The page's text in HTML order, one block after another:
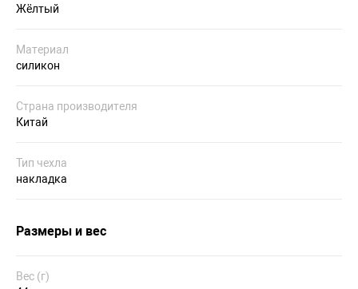
Жёлтый
Материал
силикон
Страна производителя
Китай
Тип чехла
накладка
Размеры и вес
Вес (г)